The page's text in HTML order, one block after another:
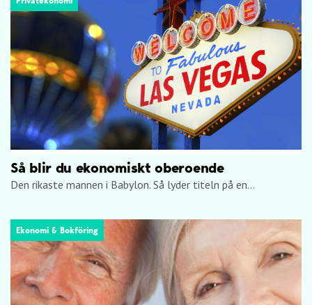
Så blir du ekonomiskt oberoende
Den rikaste mannen i Babylon. Så lyder titeln på en...
Ekonomi & Bokföring